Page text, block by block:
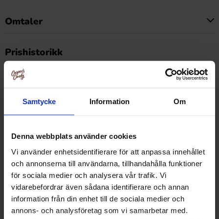
Samtycke Information Om
Denna webbplats använder cookies
Vi använder enhetsidentifierare för att anpassa innehållet
och annonserna till användarna, tillhandahålla funktioner
för sociala medier och analysera vår trafik. Vi
vidarebefordrar även sådana identifierare och annan
information från din enhet till de sociala medier och
annons- och analysföretag som vi samarbetar med.
Omtaler
Prishistorikk
Laveste pris de siste 30 dagene er 54.90 kr (2026-08-08)
Relaterte produkter